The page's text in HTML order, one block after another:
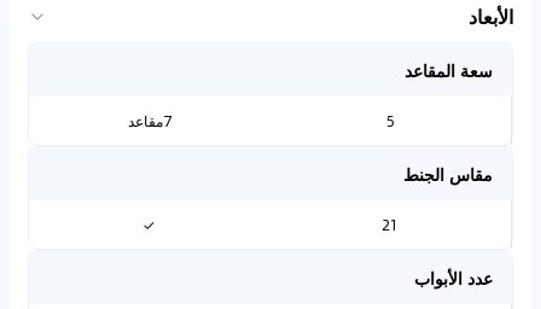
الأبعاد
سعة المقاعد
5 7مقاعد
مقاس الجنط
21
✓
عدد الأبواب